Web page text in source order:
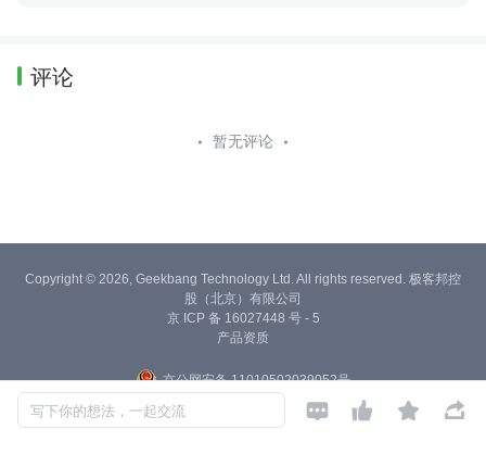
评论
暂无评论
写下你的想法，一起交流    
Copyright © 2026, Geekbang Technology Ltd. All rights reserved. 极客邦控
股（北京）有限公司
京 ICP 备 16027448 号 - 5
产品资质
京公网安备 11010502039052号